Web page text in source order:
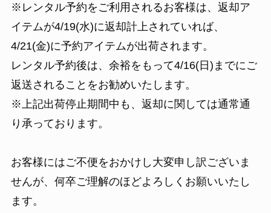
※レンタル予約をご利用されるお客様は、返却ア
イテムが4/19(水)に返却計上されていれば、
4/21(金)に予約アイテムが出荷されます。
レンタル予約後は、余裕をもって4/16(日)までにご
返送されることをお勧めいたします。
※上記出荷停止期間中も、返却に関しては通常通
り承っております。
お客様にはご不便をおかけし大変申し訳ございま
せんが、何卒ご理解のほどよろしくお願いいたし
ます。